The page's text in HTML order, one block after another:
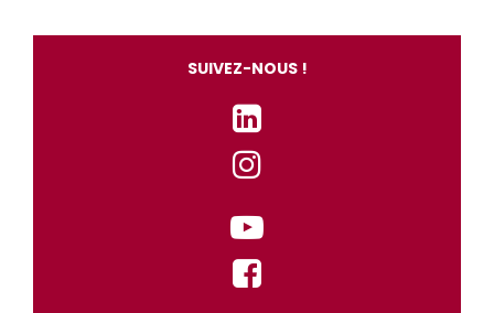
SUIVEZ-NOUS !